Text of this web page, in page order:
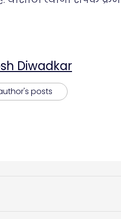
Diwadkar
posts